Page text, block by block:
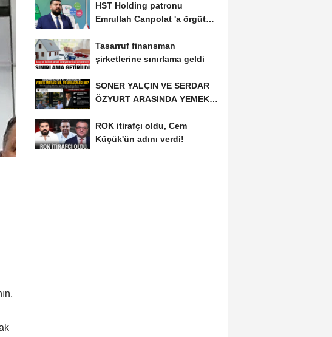
KİŞİ...
HST Holding patronu
Emrullah Canpolat 'a örgüt
Tasarruf finansman
şirketlerine sınırlama geldi
SONER YALÇIN VE SERDAR
ÖZYURT ARASINDA YEMEK
ROK itirafçı oldu, Cem
Küçük'ün adını verdi!